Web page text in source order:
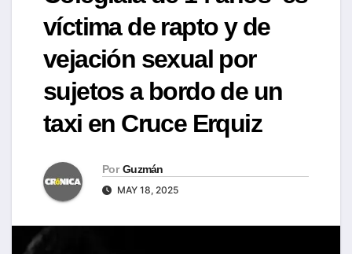
víctima de rapto y de
vejación sexual por
sujetos a bordo de un
taxi en Cruce Erquiz
Por Guzmán
MAY 18, 2025